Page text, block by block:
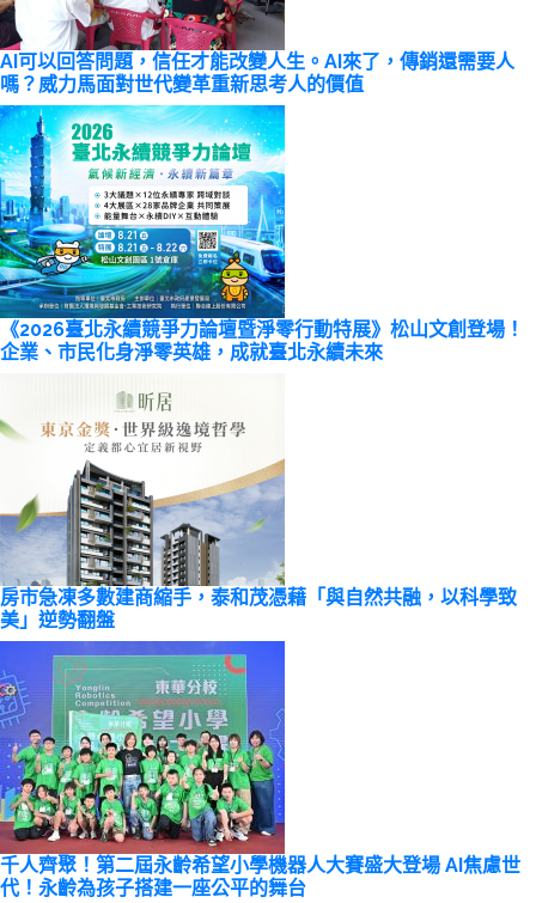
AI可以回答問題，信任才能改變人生。AI來了，傳銷還需要人
嗎？威力馬面對世代變革重新思考人的價值
《2026臺北永續競爭力論壇暨淨零行動特展》松山文創登場！
企業、市民化身淨零英雄，成就臺北永續未來
房市急凍多數建商縮手，泰和茂憑藉「與自然共融，以科學致
美」逆勢翻盤
千人齊聚！第二屆永齡希望小學機器人大賽盛大登場 AI焦慮世
代！永齡為孩子搭建一座公平的舞台